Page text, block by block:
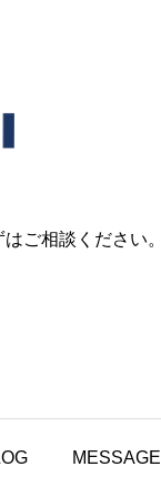
ご相談ください。
MESSAGE